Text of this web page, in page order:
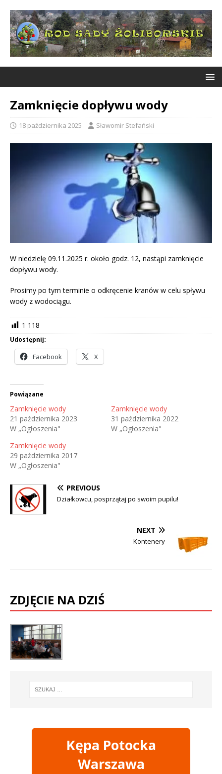
Zamknięcie dopływu wody
18 października 2025 Sławomir Stefański
W niedzielę 09.11.2025 r. około godz. 12, nastąpi zamknięcie
dopływu wody.
Prosimy po tym terminie o odkręcenie kranów w celu spływu
wody z wodociągu.
1 118
Udostępnij:
Facebook X
Powiązane
Zamknięcie wody
21 października 2023
W „Ogłoszenia"
Zamknięcie wody
31 października 2022
W „Ogłoszenia"
Zamknięcie wody
29 października 2017
W „Ogłoszenia"
PREVIOUS
Działkowcu, posprzątaj po swoim pupilu!
NEXT
Kontenery
ZDJĘCIE NA DZIŚ
Kępa Potocka
Warszawa